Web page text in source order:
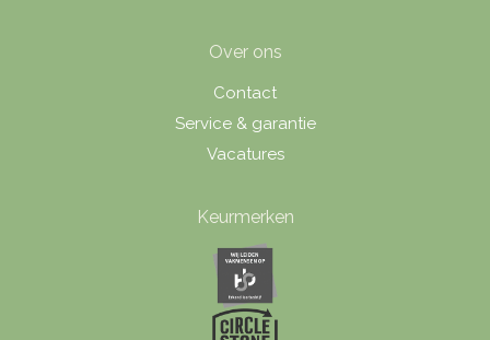
Over ons
Contact
Service & garantie
Vacatures
Keurmerken